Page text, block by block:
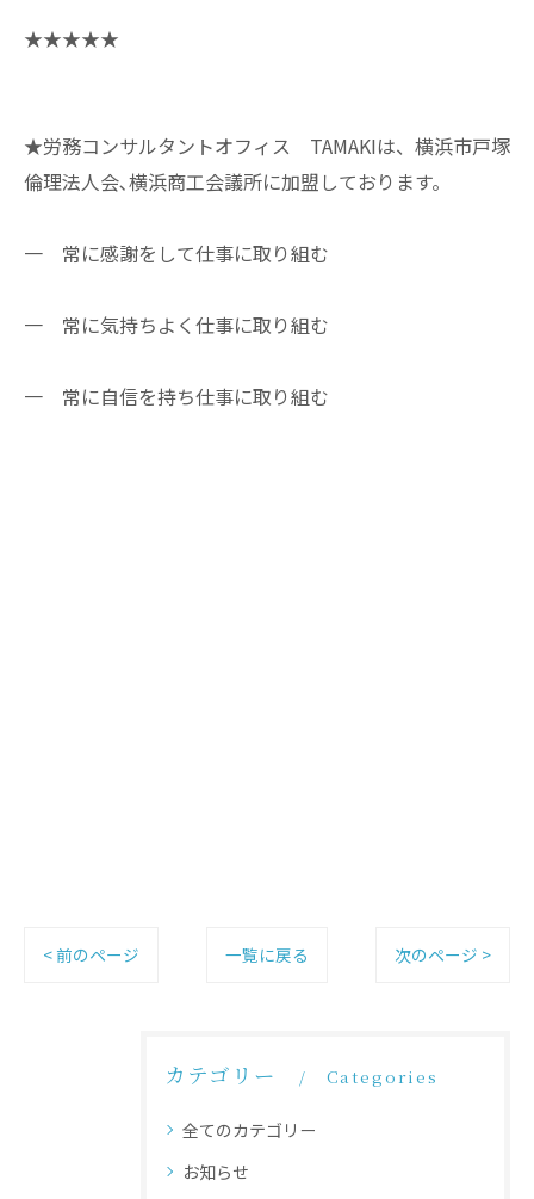
★★★★★
★労務コンサルタントオフィス TAMAKIは、横浜市戸塚
倫理法人会､横浜商工会議所に加盟しております。
一 常に感謝をして仕事に取り組む
一 常に気持ちよく仕事に取り組む
一 常に自信を持ち仕事に取り組む
< 前のページ 一覧に戻る 次のページ >
カテゴリー Categories
全てのカテゴリー
お知らせ